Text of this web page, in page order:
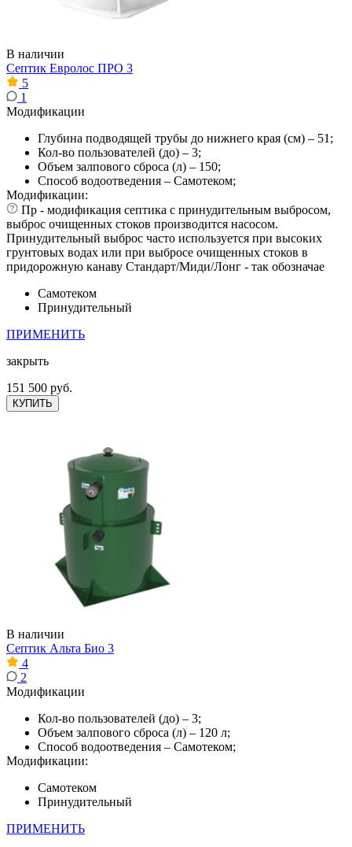
В наличии
Септик Евролос ПРО 3
5
1
Модификации
Глубина подводящей трубы до нижнего края (см) – 51;
Кол-во пользователей (до) – 3;
Объем залпового сброса (л) – 150;
Способ водоотведения – Самотеком;
Модификации:
Пр - модификация септика с принудительным выбросом,
выброс очищенных стоков производится насосом.
Принудительный выброс часто используется при высоких
грунтовых водах или при выбросе очищенных стоков в
придорожную канаву Стандарт/Миди/Лонг - так обозначае
Самотеком
Принудительный
ПРИМЕНИТЬ
закрыть
151 500 руб.
КУПИТЬ
В наличии
Септик Альта Био 3
4
2
Модификации
Кол-во пользователей (до) – 3;
Объем залпового сброса (л) – 120 л;
Способ водоотведения – Самотеком;
Модификации:
Самотеком
Принудительный
ПРИМЕНИТЬ